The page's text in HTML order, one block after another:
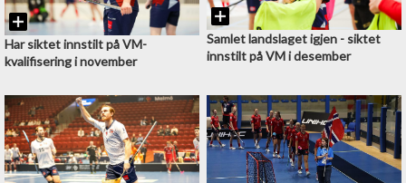
Har siktet innstilt på VM-
kvalifisering i november
Samlet landslaget igjen - siktet
innstilt på VM i desember